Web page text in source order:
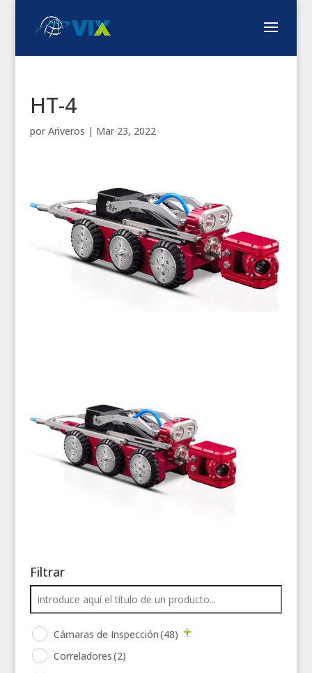
HT-4
por Ariveros | Mar 23, 2022
Filtrar
Cámaras de Inspección(48)
Correladores(2)